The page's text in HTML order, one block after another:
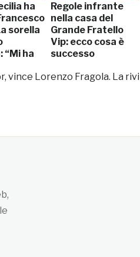
ha
sorella
“Mi ha
Regole infrante
nella casa del
Grande Fratello
Vip: ecco cosa è
successo
vince Lorenzo Fragola. La